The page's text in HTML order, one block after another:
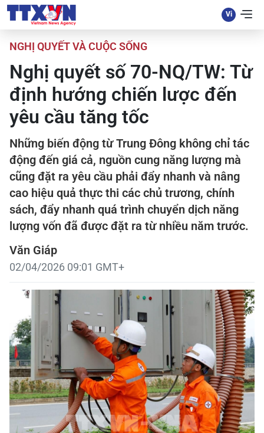
NGHỊ QUYẾT VÀ CUỘC SỐNG
Nghị quyết số 70-NQ/TW: Từ
định hướng chiến lược đến
yêu cầu tăng tốc
Những biến động từ Trung Đông không chỉ tác
động đến giá cả, nguồn cung năng lượng mà
cũng đặt ra yêu cầu phải đẩy nhanh và nâng
cao hiệu quả thực thi các chủ trương, chính
sách, đẩy nhanh quá trình chuyển dịch năng
lượng vốn đã được đặt ra từ nhiều năm trước.
Văn Giáp
02/04/2026 09:01 GMT+